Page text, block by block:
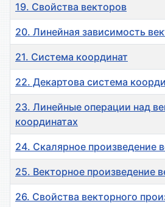
19. Свойства векторов
20. Линейная зависимость
21. Система координат
22. Декартова система
23. Линейные операции над
координатах
24. Скалярное произведение
25. Векторное произведение
26. Свойства векторного